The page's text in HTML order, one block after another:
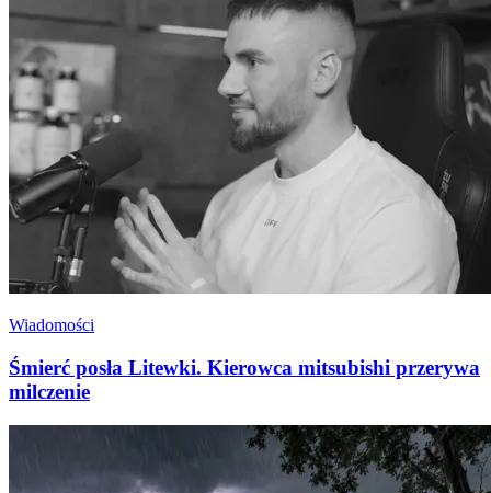
Wiadomości
Śmierć posła Litewki. Kierowca mitsubishi przerywa
milczenie